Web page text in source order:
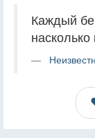
Каждый